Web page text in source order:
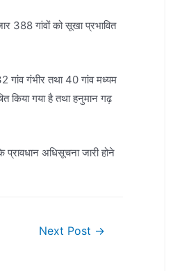
388 गांवों को सूखा प्रभावित
गंभीर तथा 40 गांव मध्यम
किया गया है तथा हनुमान गढ़
अधिसूचना जारी होने
Next Post →